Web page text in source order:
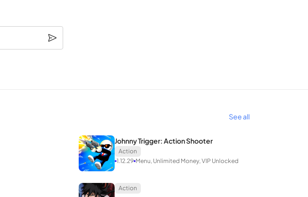
See all
Johnny Trigger: Action Shooter
Action
1.12.29 Menu, Unlimited Money, VIP Unlocked
Action